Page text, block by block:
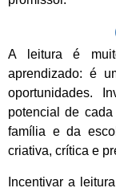
A leitura é
aprendizado: é
oportunidades.
potencial de
família e da
criativa, crítica e
Incentivar a